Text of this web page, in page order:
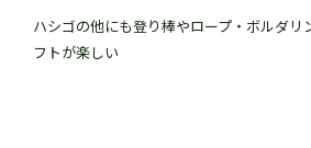
ハシゴの他にも登り棒やロープ・ボルダ
フトが楽しい